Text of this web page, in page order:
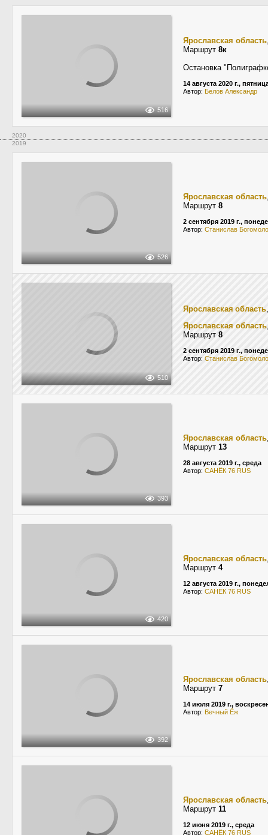
516
Ярославская область
Маршрут 8к
Остановка
14 августа 2020 г.,
Автор: Белов Александр
2020
2019
526
Ярославская область
Маршрут 8
2 сентября 2019 г.,
Автор: Станислав
510
Ярославская область
Ярославская область
Маршрут 8
2 сентября 2019 г.,
Автор: Станислав
393
Ярославская область
Маршрут 13
28 августа 2019 г., среда
Автор: САНЁК 76 RUS
420
Ярославская область
Маршрут 4
12 августа 2019 г.,
Автор: САНЁК 76 RUS
392
Ярославская область
Маршрут 7
14 июля 2019 г.,
Автор: Вечный Ёж
Ярославская область
Маршрут 11
12 июня 2019 г., среда
Автор: САНЁК 76 RUS